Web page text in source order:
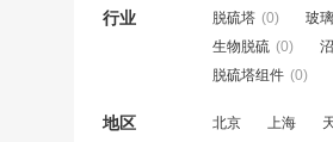
行业 脱硫塔 (0) 玻
生物脱硫 (0)
脱硫塔组件 (0)
地区 北京 上海